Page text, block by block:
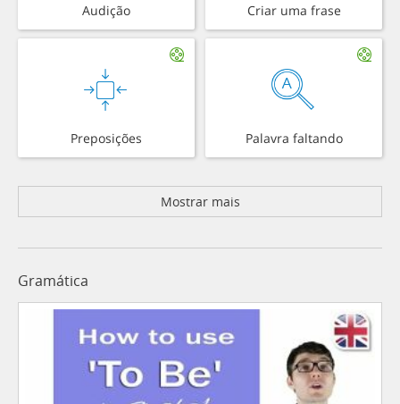
Audição Criar uma frase
Preposições Palavra faltando
Mostrar mais
Gramática